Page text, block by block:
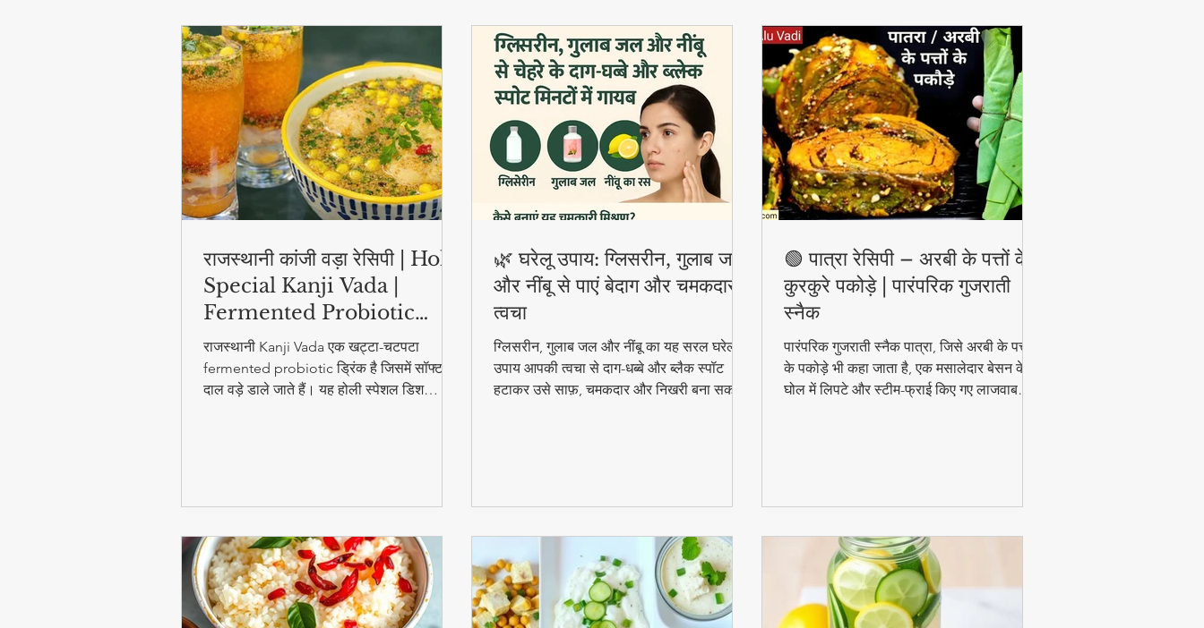
View More
राजस्थानी कांजी वड़ा रेसिपी | Holi
Special Kanji Vada |
Fermented Probiotic
Drink
राजस्थानी Kanji Vada एक खट्टा-चटपटा
fermented probiotic ड्रिंक है जिसमें सॉफ्ट
दाल वड़े डाले जाते हैं। यह होली स्पेशल डिश
🌿 घरेलू उपाय: ग्लिसरीन, गुलाब जल
और नींबू से पाएं बेदाग और चमकदार
त्वचा
ग्लिसरीन, गुलाब जल और नींबू का यह सरल घरेलू
उपाय आपकी त्वचा से दाग-धब्बे और ब्लैक स्पॉट
हटाकर उसे साफ़, चमकदार और निखरी बना सकता
🟢 पात्रा रेसिपी – अरबी के पत्तों के
कुरकुरे पकोड़े | पारंपरिक गुजराती
स्नैक
पारंपरिक गुजराती स्नैक पात्रा, जिसे अरबी के पत्तों
के पकोड़े भी कहा जाता है, एक मसालेदार बेसन के
घोल में लिपटे और स्टीम-फ्राई किए गए लाजवाब